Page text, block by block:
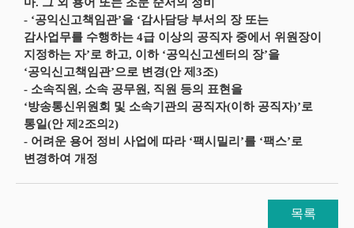
- ‘공익신고책임관’을 ‘감사담당 부서의 장 또는
감사업무를 수행하는 4급 이상의 공직자 중에서 위원장이
지정하는 자’로 하고, 이하 ‘공익신고센터의 장’을
‘공익신고책임관’으로 변경(안 제3조)
- 소속직원, 소속 공무원, 직원 등의 표현을
‘방송통신위원회 및 소속기관의 공직자(이하 공직자)’로
통일(안 제2조의2)
- 어려운 용어 정비 사업에 따라 ‘팩시밀리’를 ‘팩스’로
변경하여 개정
목록